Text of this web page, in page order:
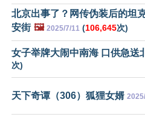
北京出事了？网传伪装后的坦
安街 🖼️ 2025/7/11 (106,645次)
女子举牌大闹中南海 口供急送
次)
天下奇谭（306）狐狸女婿